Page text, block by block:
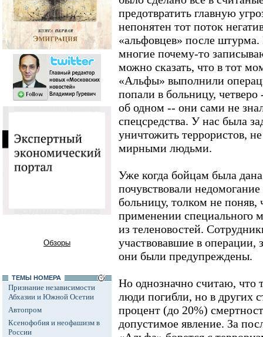
Обзоры
ТЕМЫ НОМЕРА
Признание независимости
Абхазии и Южной Осетии
Автопром
Ксенофобия и неофашизм в
России
предотвратить главную
непонятен тот поток
«альфовцев» после
многие почему-то
можно сказать, что в тот
«Альфы» выполнили
попали в больницу,
об одном -- они сами не
спецсредства. У нас была
уничтожить террористов,
мирными людьми.
Уже когда бойцам была
почувствовали
больницу, толком не
применении специального
из теленовостей.
участвовавшие в операции,
они были предупреждены.
Но однозначно считаю,
люди погибли, но в других
процент (до 20%)
допустимое явление. За